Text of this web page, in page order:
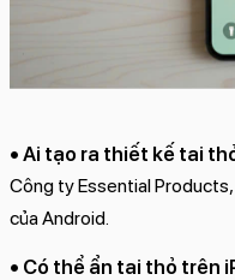
• Ai tạo ra thiết kế tai
Công ty Essential
của Android.
• Có thể ẩn tai thỏ trên